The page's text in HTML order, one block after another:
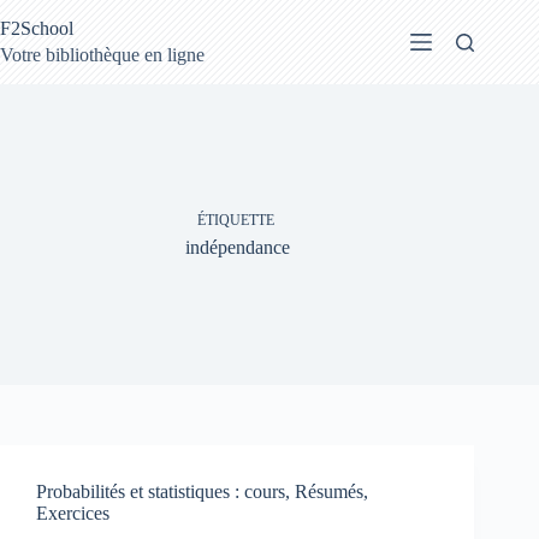
au
contenu
F2School
Votre bibliothèque en ligne
ÉTIQUETTE
indépendance
Probabilités et statistiques : cours, Résumés,
Exercices